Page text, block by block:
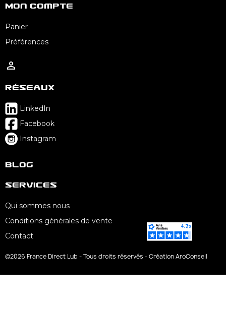
Mon Compte
Panier
Préférences

Réseaux
LinkedIn
Facebook
Instagram
Blog
Services
Qui sommes nous
Conditions générales de vente
Contact
©2026 France Direct Lub - Tous droits réservés - Création AroConseil